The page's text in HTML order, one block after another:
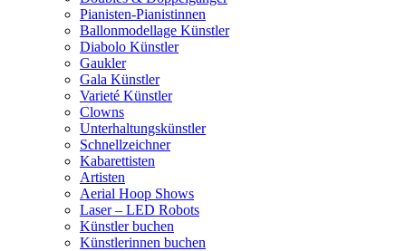
Pianisten-Pianistinnen
Ballonmodellage Künstler
Diabolo Künstler
Gaukler
Gala Künstler
Varieté Künstler
Clowns
Unterhaltungskünstler
Schnellzeichner
Kabarettisten
Artisten
Aerial Hoop Shows
Laser – LED Robots
Künstler buchen
Künstlerinnen buchen